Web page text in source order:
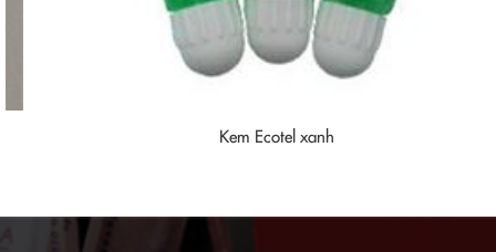
Kem Ecotel xanh